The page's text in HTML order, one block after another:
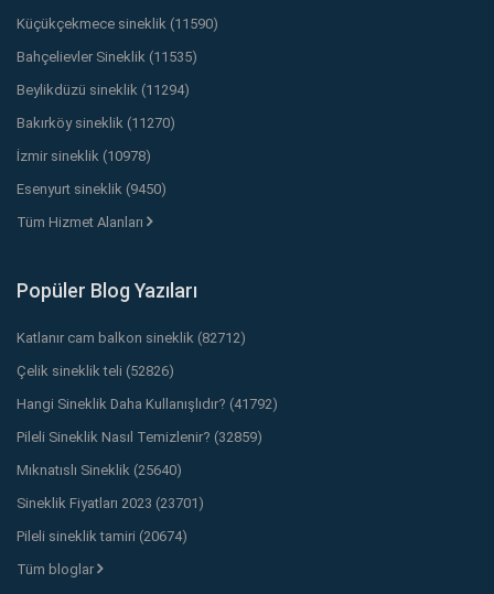
Küçükçekmece sineklik (11590)
Bahçelievler Sineklik (11535)
Beylikdüzü sineklik (11294)
Bakırköy sineklik (11270)
İzmir sineklik (10978)
Esenyurt sineklik (9450)
Tüm Hizmet Alanları
Popüler Blog Yazıları
Katlanır cam balkon sineklik (82712)
Çelik sineklik teli (52826)
Hangi Sineklik Daha Kullanışlıdır? (41792)
Pileli Sineklik Nasıl Temizlenir? (32859)
Mıknatıslı Sineklik (25640)
Sineklik Fiyatları 2023 (23701)
Pileli sineklik tamiri (20674)
Tüm bloglar